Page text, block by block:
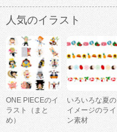
人気のイラスト
ONE PIECEのイ
ラスト（まと
め）
いろいろな夏の
イメージのライ
ン素材